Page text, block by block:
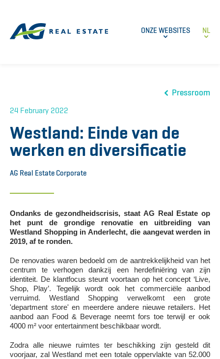
ONZE WEBSITES NL
Pressroom
24 February 2022
Westland: Einde van de
werken en diversificatie
AG Real Estate Corporate
Ondanks de gezondheidscrisis, staat AG Real Estate op
het punt de grondige renovatie en uitbreiding van
Westland Shopping in Anderlecht, die aangevat werden in
2019, af te ronden.
De renovaties waren bedoeld om de aantrekkelijkheid van het
centrum te verhogen dankzij een herdefiniëring van zijn
identiteit. De klantfocus steunt voortaan op het concept ‘Live,
Shop, Play’. Tegelijk wordt ook het commerciële aanbod
verruimd. Westland Shopping verwelkomt een grote
'department store' en meerdere andere nieuwe retailers. Het
aanbod aan Food & Beverage neemt fors toe terwijl er ook
4000 m² voor entertainment beschikbaar wordt.
Zodra alle nieuwe ruimtes ter beschikking zijn gesteld dit
voorjaar, zal Westland met een totale oppervlakte van 52.000